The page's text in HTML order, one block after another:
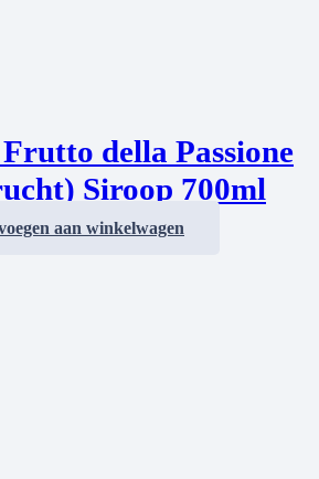
della Passione
Siroop 700ml
aan winkelwagen